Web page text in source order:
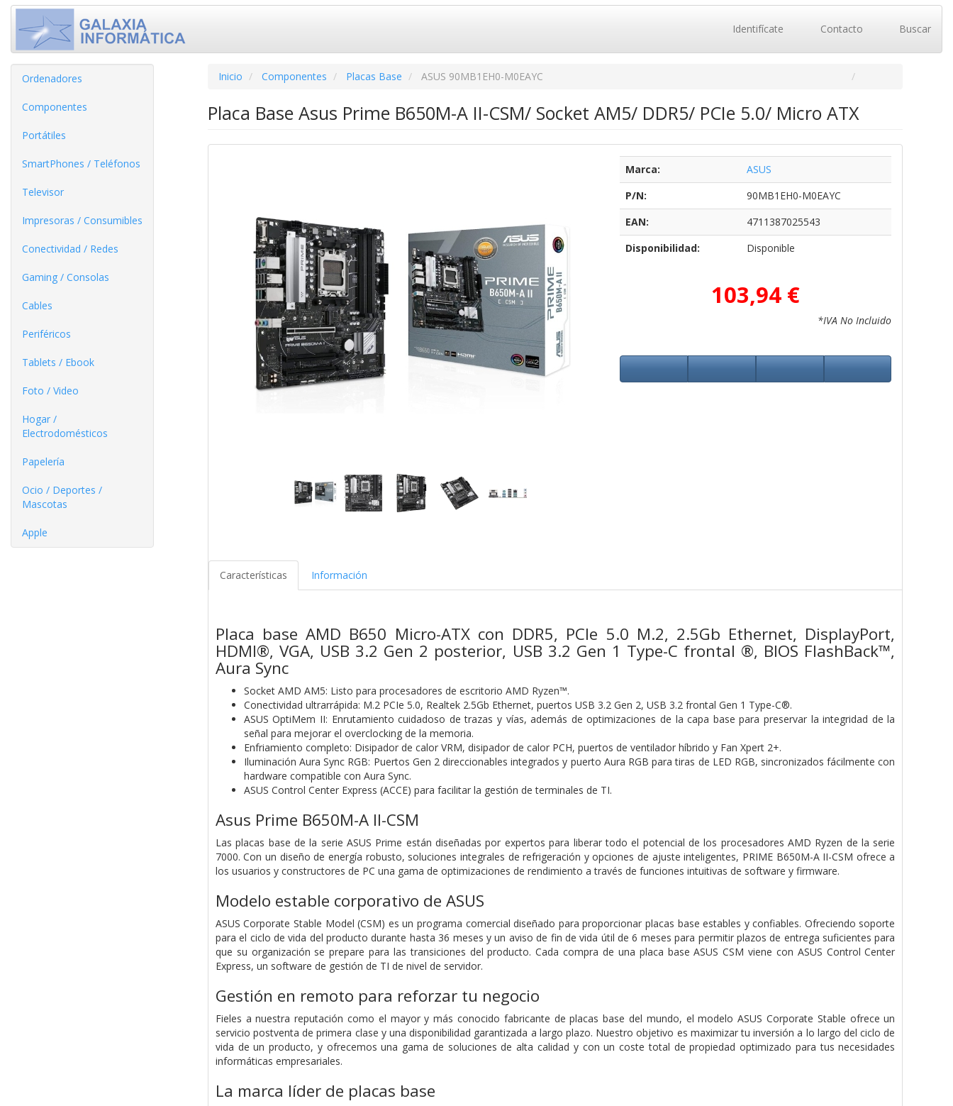
Identifícate Contacto Buscar
Ordenadores
Componentes
Portátiles
SmartPhones / Teléfonos
Televisor
Impresoras / Consumibles
Conectividad / Redes
Gaming / Consolas
Cables
Periféricos
Tablets / Ebook
Foto / Video
Hogar /
Electrodomésticos
Papelería
Ocio / Deportes /
Mascotas
Apple
Inicio Componentes Placas Base ASUS 90MB1EH0-M0EAYC
Placa Base Asus Prime B650M-A II-CSM/ Socket AM5/ DDR5/ PCIe 5.0/ Micro ATX
Marca:
ASUS
P/N:
90MB1EH0-M0EAYC
EAN:
4711387025543
Disponibilidad:
Disponible
103,94 €
*IVA No Incluido
Características Información
Placa base AMD B650 Micro-ATX con DDR5, PCIe 5.0 M.2, 2.5Gb Ethernet, DisplayPort,
HDMI®, VGA, USB 3.2 Gen 2 posterior, USB 3.2 Gen 1 Type-C frontal ®, BIOS FlashBack™,
Aura Sync
Socket AMD AM5: Listo para procesadores de escritorio AMD Ryzen™.
Conectividad ultrarrápida: M.2 PCIe 5.0, Realtek 2.5Gb Ethernet, puertos USB 3.2 Gen 2, USB 3.2 frontal Gen 1 Type-C®.
ASUS OptiMem II: Enrutamiento cuidadoso de trazas y vías, además de optimizaciones de la capa base para preservar la integridad de la
señal para mejorar el overclocking de la memoria.
Enfriamiento completo: Disipador de calor VRM, disipador de calor PCH, puertos de ventilador híbrido y Fan Xpert 2+.
Iluminación Aura Sync RGB: Puertos Gen 2 direccionables integrados y puerto Aura RGB para tiras de LED RGB, sincronizados fácilmente con
hardware compatible con Aura Sync.
ASUS Control Center Express (ACCE) para facilitar la gestión de terminales de TI.
Asus Prime B650M-A II-CSM
Las placas base de la serie ASUS Prime están diseñadas por expertos para liberar todo el potencial de los procesadores AMD Ryzen de la serie
7000. Con un diseño de energía robusto, soluciones integrales de refrigeración y opciones de ajuste inteligentes, PRIME B650M-A II-CSM ofrece a
los usuarios y constructores de PC una gama de optimizaciones de rendimiento a través de funciones intuitivas de software y firmware.
Modelo estable corporativo de ASUS
ASUS Corporate Stable Model (CSM) es un programa comercial diseñado para proporcionar placas base estables y confiables. Ofreciendo soporte
para el ciclo de vida del producto durante hasta 36 meses y un aviso de fin de vida útil de 6 meses para permitir plazos de entrega suficientes para
que su organización se prepare para las transiciones del producto. Cada compra de una placa base ASUS CSM viene con ASUS Control Center
Express, un software de gestión de TI de nivel de servidor.
Gestión en remoto para reforzar tu negocio
Fieles a nuestra reputación como el mayor y más conocido fabricante de placas base del mundo, el modelo ASUS Corporate Stable ofrece un
servicio postventa de primera clase y una disponibilidad garantizada a largo plazo. Nuestro objetivo es maximizar tu inversión a lo largo del ciclo de
vida de un producto, y ofrecemos una gama de soluciones de alta calidad y con un coste total de propiedad optimizado para tus necesidades
informáticas empresariales.
La marca líder de placas base